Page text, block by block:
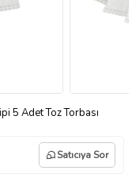
5 Adet Toz Torbası
Satıcıya Sor